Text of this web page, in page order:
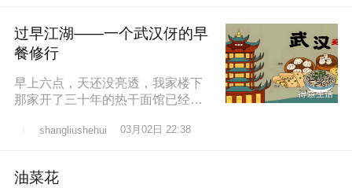
过早江湖——一个武汉伢的早
餐修行
早上六点，天还没亮透，我家楼下
那家开了三十年的热干面馆已经排
速快得像弹钢琴。一勺芝麻酱、半
shangliushehui 03月02日 22:38
油菜花